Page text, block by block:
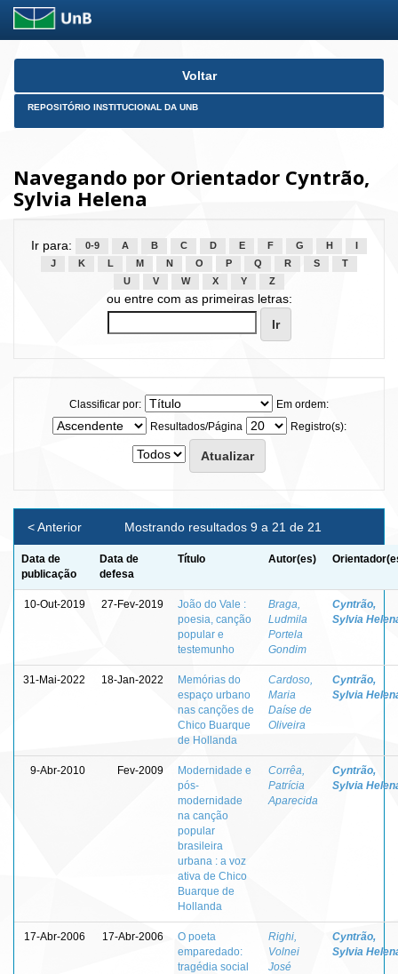
Skip
Voltar
REPOSITÓRIO INSTITUCIONAL DA UNB
Navegando por Orientador Cyntrão,
Sylvia Helena
Ir para: 0-9 A B C D E F G H
J
K L M N O P Q R S
T
U
V W X Y Z
ou entre com as primeiras letras:
Classificar por:
Em ordem:
Resultados/Página
Registro(s):
Mostrando resultados 9 a 21 de 21
< Anterior
Data de
publicação
Data de
defesa
Título Autor(es)
10-Out-2019 27-Fev-2019
João do Vale :
poesia, canção
popular e
testemunho
Braga,
Ludmila
Portela
Gondim
Cyntrão,
Sylvia
31-Mai-2022 18-Jan-2022
Memórias do
espaço urbano
nas canções de
Chico Buarque
de Hollanda
Cardoso,
Maria
Daíse de
Oliveira
Cyntrão,
Sylvia
9-Abr-2010 Fev-2009
Modernidade e
pós-
modernidade
na canção
popular
brasileira
urbana : a voz
ativa de Chico
Buarque de
Hollanda
Corrêa,
Patrícia
Aparecida
Cyntrão,
Sylvia
17-Abr-2006 17-Abr-2006
O poeta
emparedado:
tragédia social
Righi,
Volnei
José
Cyntrão,
Sylvia